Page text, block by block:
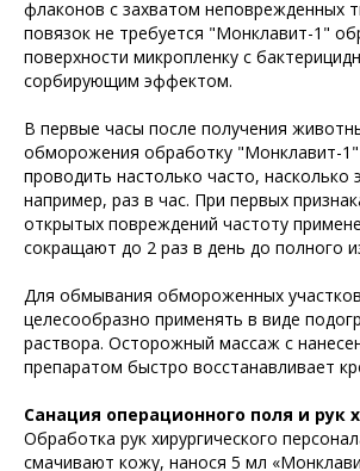
флаконов с захватом неповрежденных
повязок не требуется "Монклавит-1"
поверхности микропленку с
сорбирующим эффектом.
В первые часы после получения
обморожения обработку "Монклавит-1"
проводить настолько часто,
например, раз в час. При первых
открытых повреждений частоту
сокращают до 2 раз в день до полного
Для обмывания обмороженных
целесообразно применять в виде
раствора. Осторожный массаж с
препаратом быстро восстанавливает
Санация операционного поля и рук
Обработка рук хирургического
смачивают кожу, нанося 5 мл